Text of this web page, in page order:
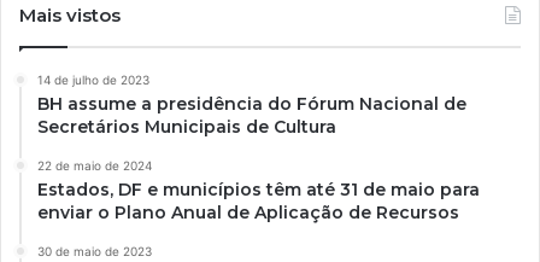
Mais vistos
14 de julho de 2023
BH assume a presidência do Fórum Nacional de
Secretários Municipais de Cultura
22 de maio de 2024
Estados, DF e municípios têm até 31 de maio para
enviar o Plano Anual de Aplicação de Recursos
30 de maio de 2023